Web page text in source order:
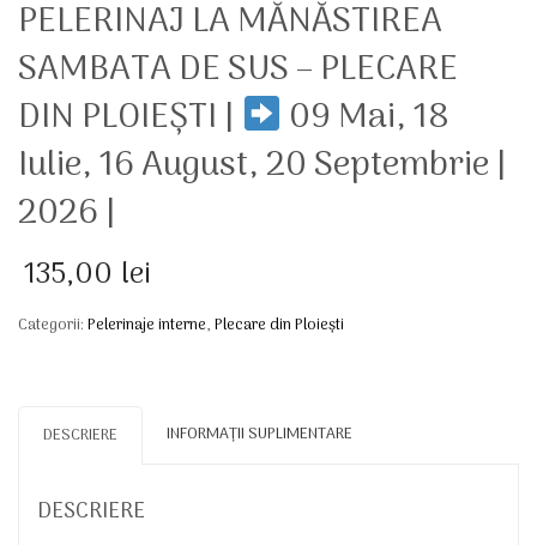
PELERINAJ LA MĂNĂSTIREA
SAMBATA DE SUS – PLECARE
DIN PLOIEȘTI |
09 Mai, 18
Iulie, 16 August, 20 Septembrie |
2026 |
135,00 lei
Categorii:Pelerinaje interne,Plecare din Ploiești
DESCRIERE INFORMAȚII SUPLIMENTARE
DESCRIERE